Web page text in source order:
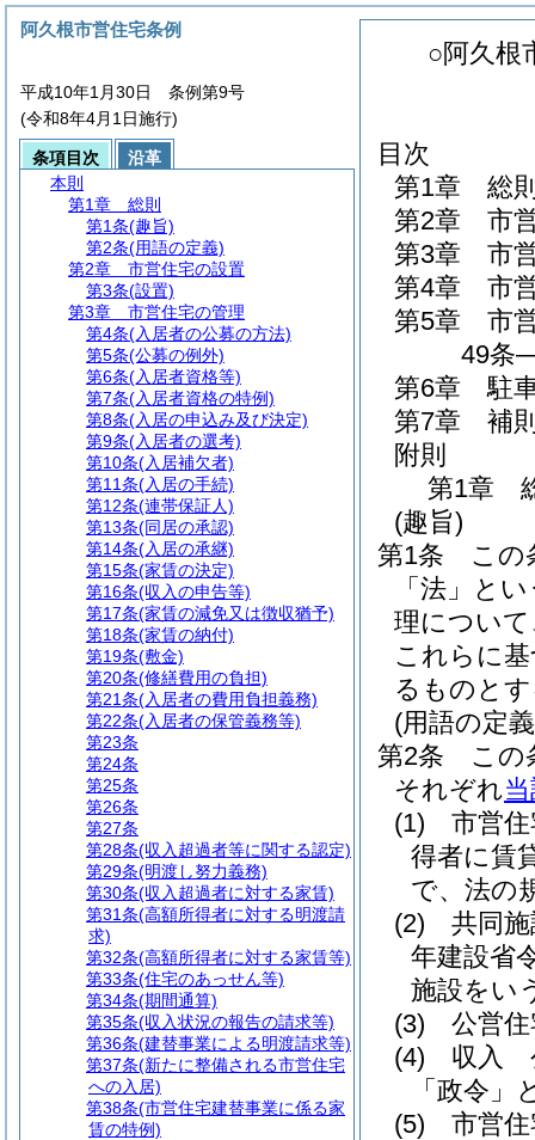
○阿久根
目次
第1章
総
第2章
市
第3章
市
第4章
市
第5章
市
49条
第6章
駐
第7章
補
附則
第1章
(趣旨)
第1条
この
「法」と
理につい
これらに
るものと
(用語の定
第2条
この
それぞれ
(1)
市営
得者に賃
で、法の
(2)
共同
年建設省
施設をい
(3)
公営
(4)
収入
「政令」
(5)
市営
阿久根市営住宅条例
平成10年1月30日 条例第9号
(令和8年4月1日施行)
条項目次
沿革
本則
第1章
総則
第1条(趣旨)
第2条(用語の定義)
第2章
市営住宅の設置
第3条(設置)
第3章
市営住宅の管理
第4条(入居者の公募の方法)
第5条(公募の例外)
第6条(入居者資格等)
第7条(入居者資格の特例)
第8条(入居の申込み及び決定)
第9条(入居者の選考)
第10条(入居補欠者)
第11条(入居の手続)
第12条(連帯保証人)
第13条(同居の承認)
第14条(入居の承継)
第15条(家賃の決定)
第16条(収入の申告等)
第17条(家賃の減免又は徴収猶予)
第18条(家賃の納付)
第19条(敷金)
第20条(修繕費用の負担)
第21条(入居者の費用負担義務)
第22条(入居者の保管義務等)
第23条
第24条
第25条
第26条
第27条
第28条(収入超過者等に関する認定)
第29条(明渡し努力義務)
第30条(収入超過者に対する家賃)
第31条(高額所得者に対する明渡請
求)
第32条(高額所得者に対する家賃等)
第33条(住宅のあっせん等)
第34条(期間通算)
第35条(収入状況の報告の請求等)
第36条(建替事業による明渡請求等)
第37条(新たに整備される市営住宅
への入居)
第38条(市営住宅建替事業に係る家
賃の特例)